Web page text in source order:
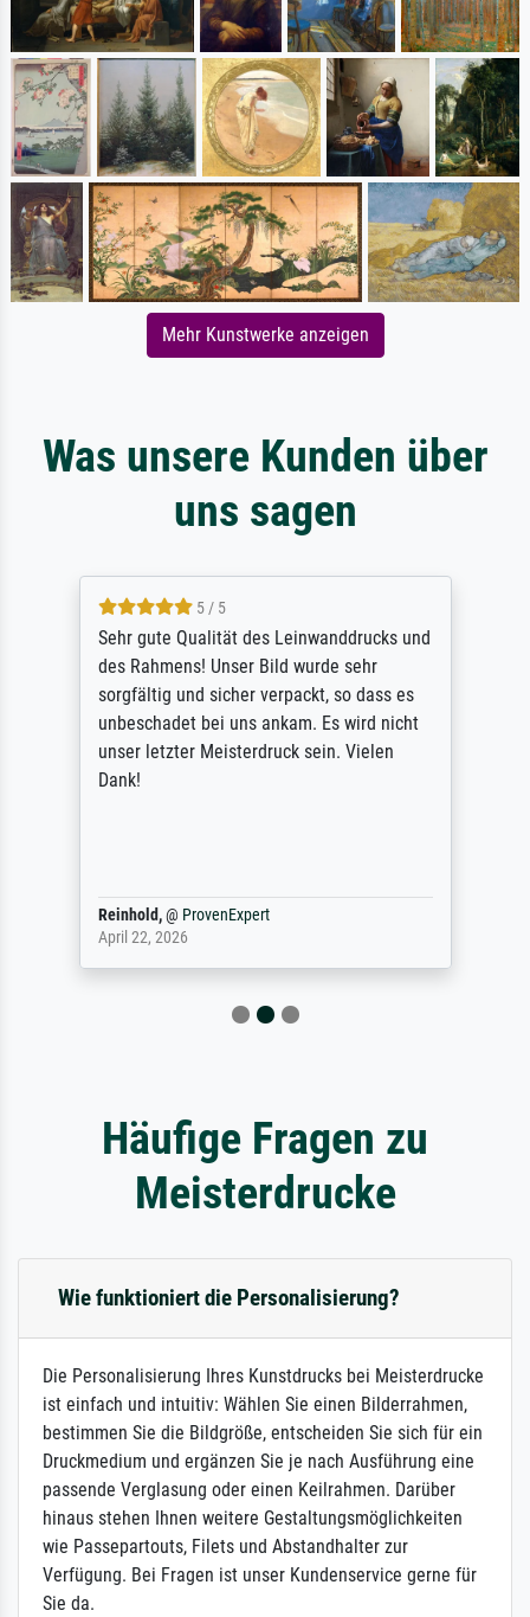
Mehr Kunstwerke anzeigen
Was unsere Kunden über
uns sagen
5 / 5
Sehr gute Qualität des Leinwanddrucks und
des Rahmens! Unser Bild wurde sehr
sorgfältig und sicher verpackt, so dass es
unbeschadet bei uns ankam. Es wird nicht
unser letzter Meisterdruck sein. Vielen
Dank!
Reinhold,@ ProvenExpert
April 22, 2026
Häufige Fragen zu
Meisterdrucke
Wie funktioniert die Personalisierung?
Die Personalisierung Ihres Kunstdrucks bei Meisterdrucke
ist einfach und intuitiv: Wählen Sie einen Bilderrahmen,
bestimmen Sie die Bildgröße, entscheiden Sie sich für ein
Druckmedium und ergänzen Sie je nach Ausführung eine
passende Verglasung oder einen Keilrahmen. Darüber
hinaus stehen Ihnen weitere Gestaltungsmöglichkeiten
wie Passepartouts, Filets und Abstandhalter zur
Verfügung. Bei Fragen ist unser Kundenservice gerne für
Sie da.